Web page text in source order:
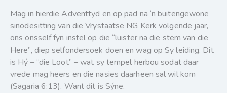
Mag in hierdie Adventtyd en op pad na ‘n buitengewone
sinodesitting van die Vrystaatse NG Kerk volgende jaar,
ons onsself fyn instel op die “luister na die stem van die
Here”, diep selfondersoek doen en wag op Sy leiding. Dit
is Hý – “die Loot” – wat sy tempel herbou sodat daar
vrede mag heers en die nasies daarheen sal wil kom
(Sagaria 6:13). Want dit is Sýne.